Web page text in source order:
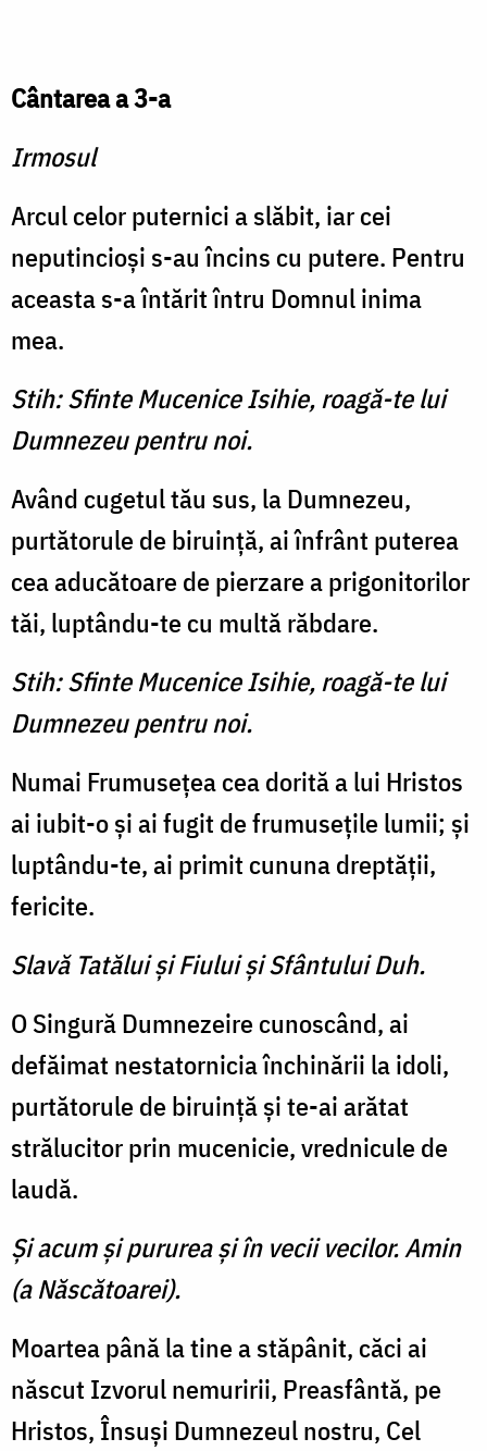
Cântarea a 3-a
Irmosul
Arcul celor puternici a slă­bit, iar cei
neputincioşi s-au încins cu putere. Pentru
aceasta s-a întărit întru Domnul inima
mea.
Stih: Sfinte Mucenice Isihie, roagă-te lui
Dumnezeu pentru noi.
Având cugetul tău sus, la Dumnezeu,
purtătorule de biruinţă, ai înfrânt puterea
cea aducătoare de pierzare a prigonitorilor
tăi, luptându-te cu multă răbdare.
Stih: Sfinte Mucenice Isihie, roagă-te lui
Dumnezeu pentru noi.
Numai Frumuseţea cea dorită a lui Hristos
ai iubit-o şi ai fugit de frumuseţile lumii; şi
luptân­du-te, ai primit cununa drep­tăţii,
fericite.
Slavă Tatălui şi Fiului şi Sfântului Duh.
O Singură Dumnezeire cu­noscând, ai
defăimat nestator­nicia închinării la idoli,
purtă­torule de biruinţă şi te-ai ară­tat
strălucitor prin mucenicie, vrednicule de
laudă.
Şi acum şi pururea şi în vecii vecilor. Amin
(a Născătoarei).
Moartea până la tine a stăpâ­nit, căci ai
născut Izvorul ne­muririi, Preasfântă, pe
Hristos, Însuşi Dumnezeul nostru, Cel